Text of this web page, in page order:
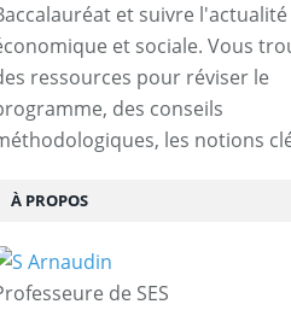
et suivre l'actualité
et sociale. Vous
ressources pour réviser le
des conseils
les notions
À PROPOS
de SES